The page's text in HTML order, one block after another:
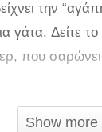
την
γάτα. Δείτε
που
Show more